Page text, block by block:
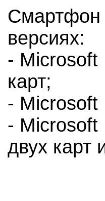
Смартфон
версиях:
- Microsoft
карт;
- Microsoft
- Microsoft
двух карт